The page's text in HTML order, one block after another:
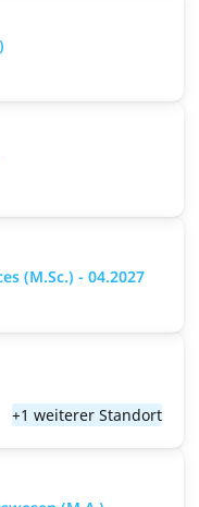
(M.Sc.) - 04.2027
+1 weiterer Standort